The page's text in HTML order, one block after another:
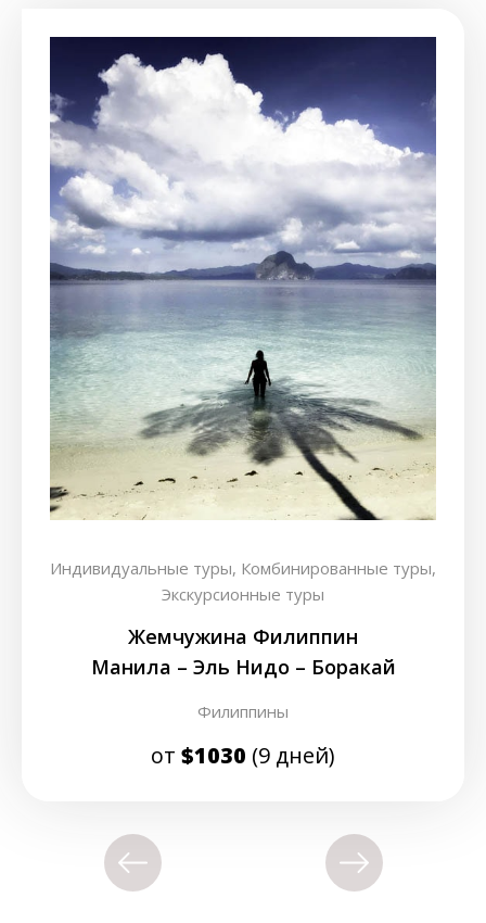
Индивидуальные туры, Комбинированные туры,
Экскурсионные туры
Жемчужина Филиппин
Манила – Эль Нидо – Боракай
Филиппины
от $1030 (9 дней)